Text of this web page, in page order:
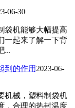
06-30
袋机能够大幅提高
一起来了解一下背
...
到的作用 2023-06-
机械，塑料制袋机
，合理的热封温度